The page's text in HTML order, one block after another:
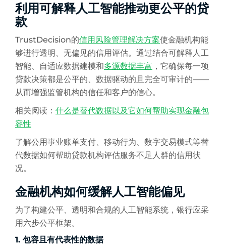
利用可解释人工智能推动更公平的贷
款
TrustDecision的信用风险管理解决方案使金融机构能
够进行透明、无偏见的信用评估。通过结合可解释人工
智能、自适应数据建模和多源数据丰富 ，它确保每一项
贷款决策都是公平的、数据驱动的且完全可审计的——
从而增强监管机构的信任和客户的信心。
相关阅读： 什么是替代数据以及它如何帮助实现金融包
容性
了解公用事业账单支付、移动行为、数字交易模式等替
代数据如何帮助贷款机构评估服务不足人群的信用状
况。
金融机构如何缓解人工智能偏见
为了构建公平、透明和合规的人工智能系统，银行应采
用六步公平框架。
1. 包容且有代表性的数据